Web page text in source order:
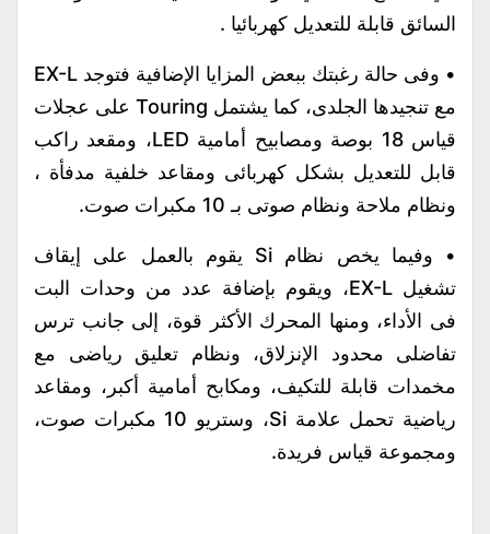
السائق قابلة للتعديل كهربائيا .
• وفى حالة رغبتك ببعض المزايا الإضافية فتوجد EX-L
مع تنجيدها الجلدى، كما يشتمل Touring على عجلات
قياس 18 بوصة ومصابيح أمامية LED، ومقعد راكب
قابل للتعديل بشكل كهربائى ومقاعد خلفية مدفأة ،
ونظام ملاحة ونظام صوتى بـ 10 مكبرات صوت.
• وفيما يخص نظام Si يقوم بالعمل على إيقاف
تشغيل EX-L، ويقوم بإضافة عدد من وحدات البت
فى الأداء، ومنها المحرك الأكثر قوة، إلى جانب ترس
تفاضلى محدود الإنزلاق، ونظام تعليق رياضى مع
مخمدات قابلة للتكيف، ومكابح أمامية أكبر، ومقاعد
رياضية تحمل علامة Si، وستريو 10 مكبرات صوت،
ومجموعة قياس فريدة.